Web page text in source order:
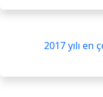
2017 yılı en